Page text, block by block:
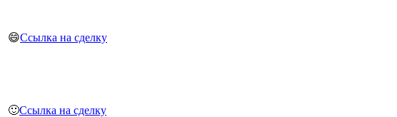
😄Ссылка на сделку
🙂Ссылка на сделку